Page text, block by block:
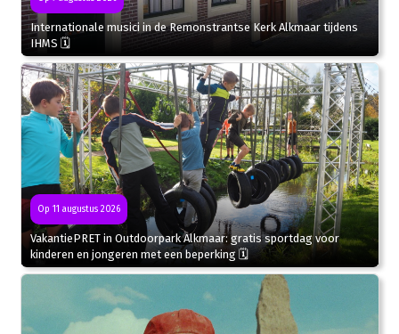
Internationale musici in de Remonstrantse Kerk Alkmaar tijdens
IHMS 🗓
Op 11 augustus 2026
VakantiePRET in Outdoorpark Alkmaar: gratis sportdag voor
kinderen en jongeren met een beperking 🗓